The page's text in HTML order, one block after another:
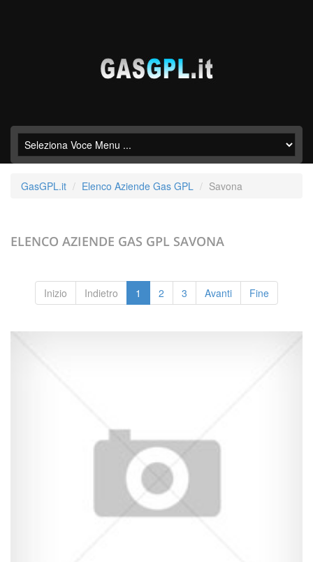
GasGPL.it Elenco Aziende Gas GPL Savona
ELENCO AZIENDE GAS GPL SAVONA
Inizio Indietro 1 2 3 Avanti Fine